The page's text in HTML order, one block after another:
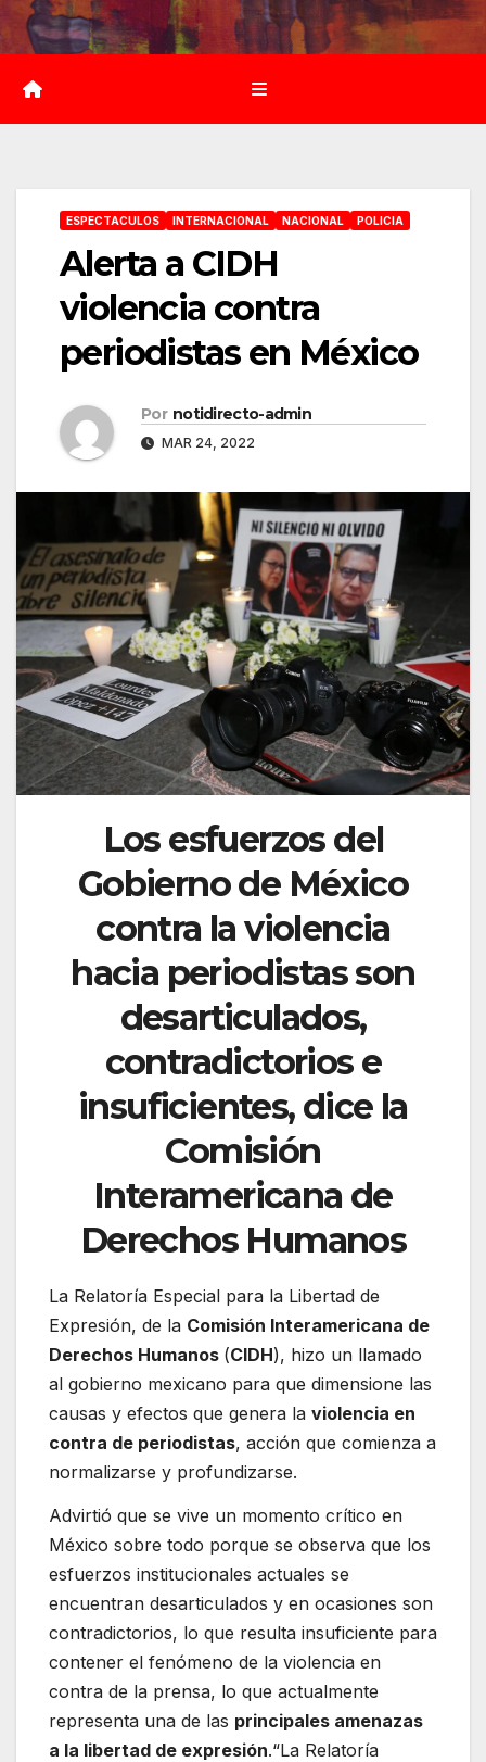
Saltar
al
contenido
ESPECTACULOS INTERNACIONAL NACIONAL POLICIA
Alerta a CIDH
violencia contra
periodistas en México
Por notidirecto-admin
MAR 24, 2022
Los esfuerzos del
Gobierno de México
contra la violencia
hacia periodistas son
desarticulados,
contradictorios e
insuficientes, dice la
Comisión
Interamericana de
Derechos Humanos
La Relatoría Especial para la Libertad de
Expresión, de la Comisión Interamericana de
Derechos Humanos (CIDH), hizo un llamado
al gobierno mexicano para que dimensione las
causas y efectos que genera la violencia en
contra de periodistas, acción que comienza a
normalizarse y profundizarse.
Advirtió que se vive un momento crítico en
México sobre todo porque se observa que los
esfuerzos institucionales actuales se
encuentran desarticulados y en ocasiones son
contradictorios, lo que resulta insuficiente para
contener el fenómeno de la violencia en
contra de la prensa, lo que actualmente
representa una de las principales amenazas
a la libertad de expresión.“La Relatoría